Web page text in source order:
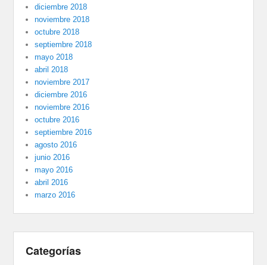
diciembre 2018
noviembre 2018
octubre 2018
septiembre 2018
mayo 2018
abril 2018
noviembre 2017
diciembre 2016
noviembre 2016
octubre 2016
septiembre 2016
agosto 2016
junio 2016
mayo 2016
abril 2016
marzo 2016
Categorías